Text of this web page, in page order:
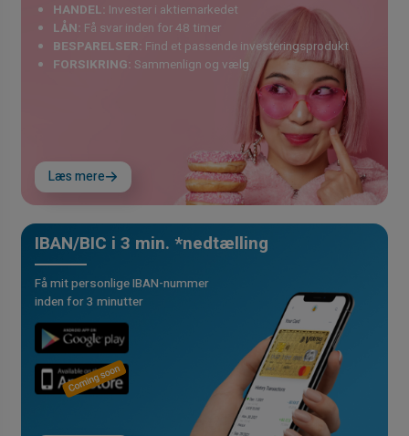
HANDEL: Invester i aktiemarkedet
LÅN: Få svar inden for 48 timer
BESPARELSER: Find et passende investeringsprodukt
FORSIKRING: Sammenlign og vælg
Læs mere
IBAN/BIC i 3 min. *nedtælling
Få mit personlige IBAN-nummer
inden for 3 minutter